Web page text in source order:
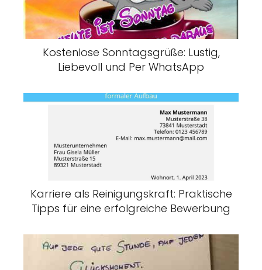
Kostenlose Sonntagsgrüße: Lustig,
Liebevoll und Per WhatsApp
Karriere als Reinigungskraft: Praktische
Tipps für eine erfolgreiche Bewerbung